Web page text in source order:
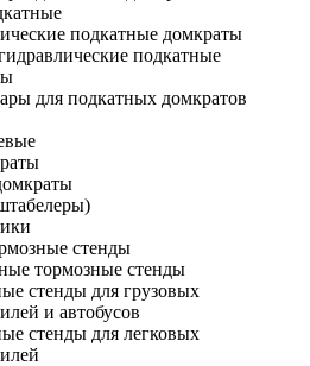
подкатные домкраты
подкатные
для подкатных домкратов
стенды
тормозные стенды
стенды для грузовых
и автобусов
стенды для легковых